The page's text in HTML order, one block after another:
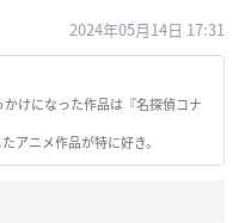
2024年05月14日 17:31
けになった作品は『名探偵コナ
アニメ作品が特に好き。